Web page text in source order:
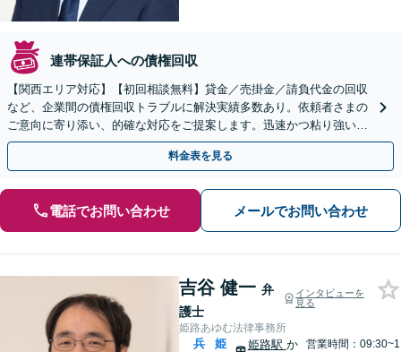
連帯保証人への債権回収
【関西エリア対応】【初回相談無料】貸金／売掛金／請負代金の回収
など、企業間の債権回収トラブルに解決実績多数あり。依頼者さまの
ご意向に寄り添い、的確な対応をご提案します。迅速かつ粘り強い交
渉で、少しでも回収できるよう尽力します【土日祝対応可】
料金表を見る
電話でお問い合わせ メールでお問い合わせ
吉谷 健一 弁
護士
インタビューを
見る
姫路あゆむ法律事務所
兵
姫
姫路駅 か
営業時間：09:30~1